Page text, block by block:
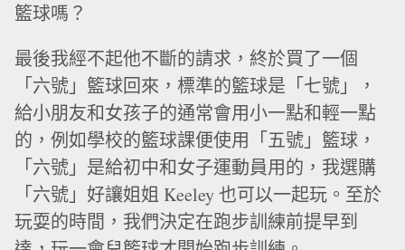
籃球嗎？
最後我經不起他不斷的請求，終於買了一個
「六號」籃球回來，標準的籃球是「七號」，
給小朋友和女孩子的通常會用小一點和輕一點
的，例如學校的籃球課便使用「五號」籃球，
「六號」是給初中和女子運動員用的，我選購
「六號」好讓姐姐 Keeley 也可以一起玩。至於
玩耍的時間，我們決定在跑步訓練前提早到